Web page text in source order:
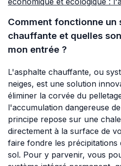
Comment fonctionne un
chauffante et quelles
mon entrée ?
L'asphalte chauffante, ou
neiges, est une solution
éliminer la corvée du
l'accumulation dangereuse
principe repose sur une
directement à la surface de
faire fondre les précipitations
sol. Pour y parvenir, vous